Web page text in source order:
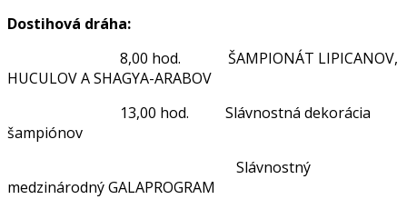
Dostihová dráha:
8,00 hod. ŠAMPIONÁT LIPICANOV,
HUCULOV A SHAGYA-ARABOV
13,00 hod. Slávnostná dekorácia
šampiónov
Slávnostný
medzinárodný GALAPROGRAM